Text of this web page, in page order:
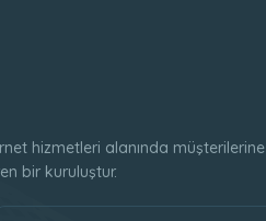
hizmetleri alanında müşterilerine
bir kuruluştur.